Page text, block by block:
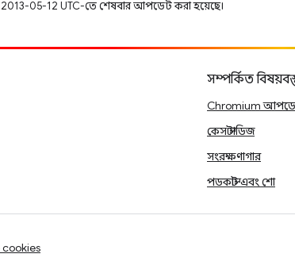
2013-05-12 UTC-তে শেষবার আপডেট করা হয়েছে।
সম্পর্কিত
Chromium
কেস স্টাডিজ
সংরক্ষণাগার
পডকাস্ট এবং শো